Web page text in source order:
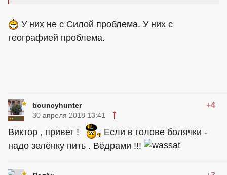
У них не с Силой проблема. У них с
географией проблема.
bouncyhunter +4
30 апреля 2018 13:41
Виктор , привет !
Если в голове болячки -
надо зелёнку пить . Вёдрами !!!